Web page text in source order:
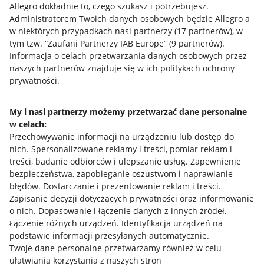
Allegro dokładnie to, czego szukasz i potrzebujesz.
Administratorem Twoich danych osobowych będzie Allegro a
w niektórych przypadkach nasi partnerzy (17 partnerów), w
tym tzw. “Zaufani Partnerzy IAB Europe” (9 partnerów).
Informacja o celach przetwarzania danych osobowych przez
naszych partnerów znajduje się w ich politykach ochrony
prywatności.
My i nasi partnerzy możemy przetwarzać dane personalne
w celach:
Przechowywanie informacji na urządzeniu lub dostęp do
nich. Spersonalizowane reklamy i treści, pomiar reklam i
treści, badanie odbiorców i ulepszanie usług. Zapewnienie
bezpieczeństwa, zapobieganie oszustwom i naprawianie
błędów. Dostarczanie i prezentowanie reklam i treści.
Zapisanie decyzji dotyczących prywatności oraz informowanie
o nich. Dopasowanie i łączenie danych z innych źródeł.
Łączenie różnych urządzeń. Identyfikacja urządzeń na
podstawie informacji przesyłanych automatycznie.
Twoje dane personalne przetwarzamy również w celu
ułatwiania korzystania z naszych stron
Przydatne informacje
Jak to działa
Allegro Gadane dla sprzedających
Allegro Gadane dla kupujących
Mapa miejscowości
Informacje prawne
Regulamin
Polityka plików "cookies"
Ustawienia plików "cookies"